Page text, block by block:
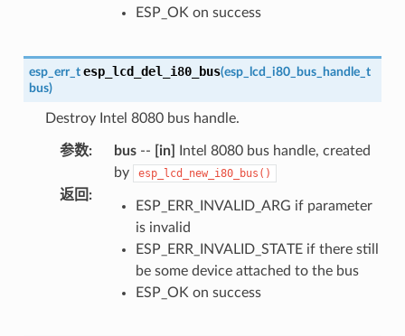
ESP_OK on success
esp_err_t esp_lcd_del_i80_bus(esp_lcd_i80_bus_handle_t
bus)
Destroy Intel 8080 bus handle.
参数: bus-- [in]
Intel 8080 bus handle, created
by
esp_lcd_new_i80_bus()
返回 :
ESP_ERR_INVALID_ARG if parameter
is invalid
ESP_ERR_INVALID_STATE if there still
be some device attached to the bus
ESP_OK on success